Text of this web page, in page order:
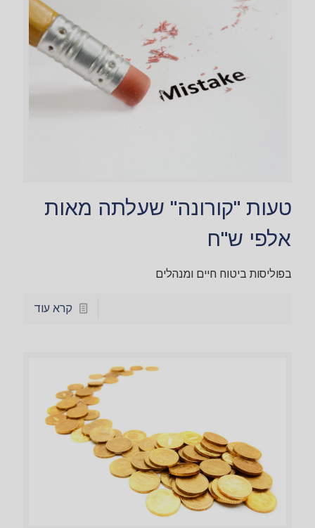
טעות "קורונה" שעלתה מאות
אלפי ש"ח
בפוליסות ביטוח חיים ומנהלים
קרא עוד